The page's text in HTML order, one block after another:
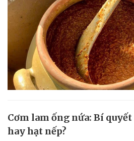
Cơm lam ống nứa: Bí
hay hạt nếp?